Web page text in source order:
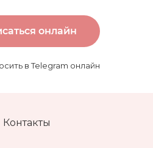
онлайн
в Telegram онлайн
Контакты